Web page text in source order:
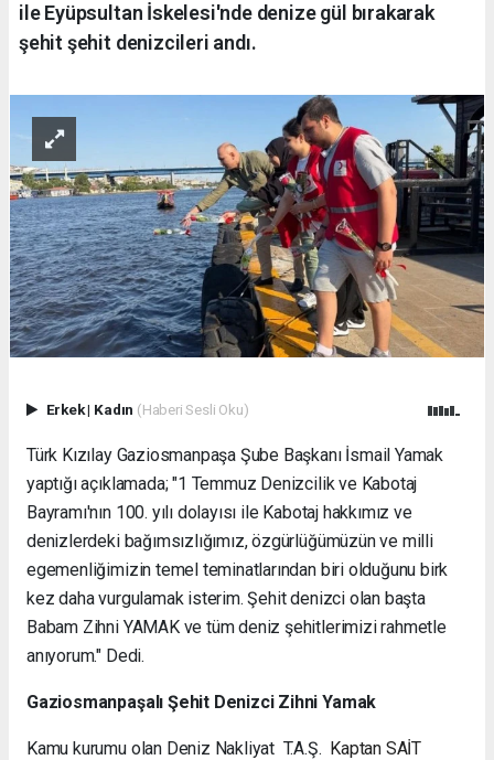
ile Eyüpsultan İskelesi'nde denize gül bırakarak
şehit şehit denizcileri andı.
Erkek| Kadın (Haberi Sesli Oku)
Türk Kızılay Gaziosmanpaşa Şube Başkanı İsmail Yamak
yaptığı açıklamada; "1 Temmuz Denizcilik ve Kabotaj
Bayramı'nın 100. yılı dolayısı ile Kabotaj hakkımız ve
denizlerdeki bağımsızlığımız, özgürlüğümüzün ve milli
egemenliğimizin temel teminatlarından biri olduğunu birk
kez daha vurgulamak isterim. Şehit denizci olan başta
Babam Zihni YAMAK ve tüm deniz şehitlerimizi rahmetle
anıyorum." Dedi.
Gaziosmanpaşalı Şehit Denizci Zihni Yamak
Kamu kurumu olan Deniz Nakliyat T.A.Ş. Kaptan SAİT